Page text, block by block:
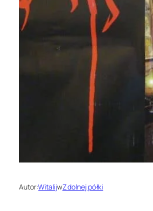
Autor:WitalijwZ dolnej półki